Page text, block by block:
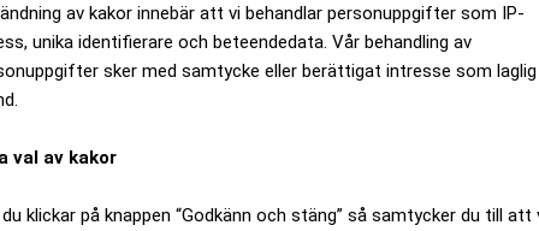
av kakor innebär att vi behandlar personuppgifter som IP-
unika identifierare och beteendedata. Vår behandling av
sker med samtycke eller berättigat intresse som laglig
val av kakor
klickar på knappen “Godkänn och stäng” så samtycker du till att